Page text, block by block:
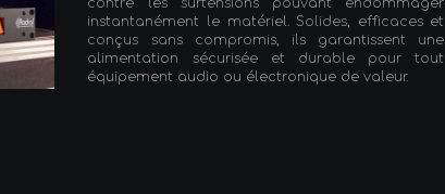
contre les surtensions pouvant endommager
instantanément le matériel. Solides, efficaces et
conçus sans compromis, ils garantissent une
alimentation sécurisée et durable pour tout
équipement audio ou électronique de valeur.